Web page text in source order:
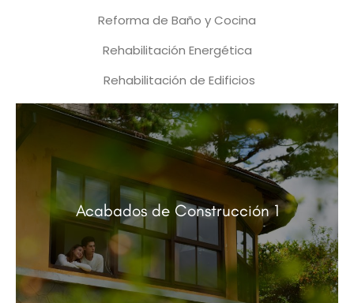
Reforma de Baño y Cocina
Rehabilitación Energética
Rehabilitación de Edificios
Acabados de Construcción 1